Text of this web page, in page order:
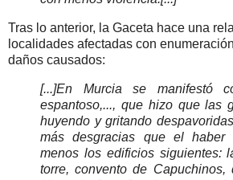
Tras lo anterior, la Gaceta hace una
localidades afectadas con
daños causados:
[...]En Murcia se manifestó
espantoso,..., que hizo que las
huyendo y gritando
más desgracias que el haber
menos los edificios siguientes:
torre, convento de Capuchinos,